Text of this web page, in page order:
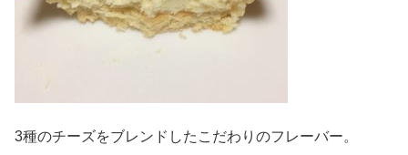
3種のチーズをブレンドしたこだわりのフレーバー。